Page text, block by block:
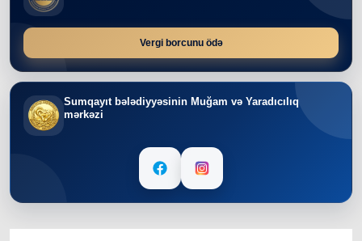
Vergi borcunu ödə
Sumqayıt bələdiyyəsinin Muğam və Yaradıcılıq
mərkəzi